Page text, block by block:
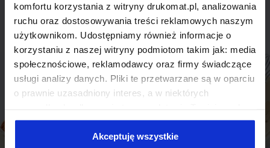
komfortu korzystania z witryny drukomat.pl, analizowania
ruchu oraz dostosowywania treści reklamowych naszym
użytkownikom. Udostępniamy również informacje o
korzystaniu z naszej witryny podmiotom takim jak: media
społecznościowe, reklamodawcy oraz firmy świadczące
usługi analizy danych. Pliki te przetwarzane są w oparciu
o prawnie uzasadniony interes, a w niektórych
Niektóre z plików cookies dostarczane i przetwarzane są
przez naszych zewnętrznych partnerów, z których listą
Akceptuję wszystkie